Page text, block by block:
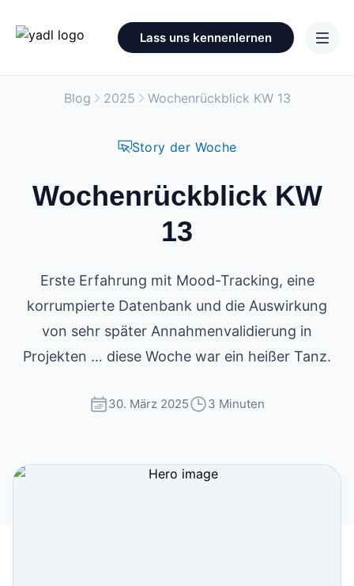
Lass uns kennenlernen
Blog 2025 Wochenrückblick KW 13
Story der Woche
Wochenrückblick KW
13
Erste Erfahrung mit Mood-Tracking, eine
korrumpierte Datenbank und die Auswirkung
von sehr später Annahmenvalidierung in
Projekten … diese Woche war ein heißer Tanz.
30. März 2025 3 Minuten